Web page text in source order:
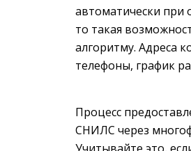
автоматически при
то такая
алгоритму. Адреса
телефоны, график
Процесс
СНИЛС через
Учитывайте это,